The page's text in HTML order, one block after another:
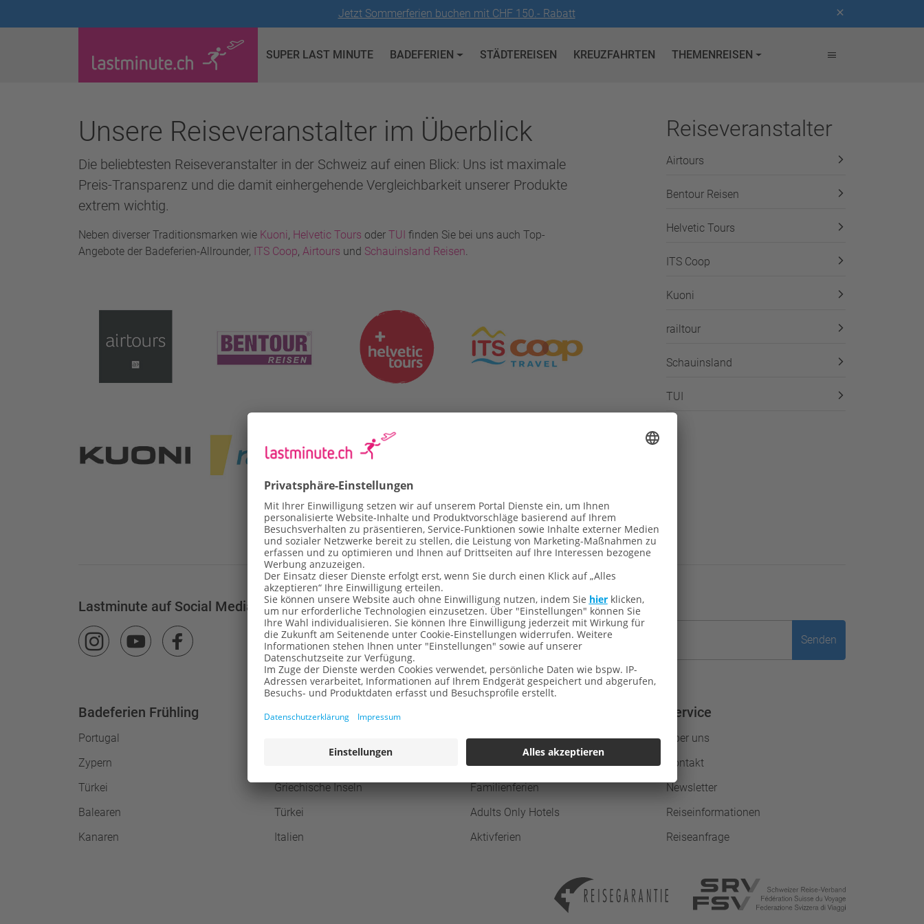
Jetzt Sommerferien buchen mit CHF 150.- Rabatt
SUPER LAST MINUTE BADEFERIEN STÄDTEREISEN KREUZFAHRTEN THEMENREISEN
Unsere Reiseveranstalter im Überblick
Die beliebtesten Reiseveranstalter in der Schweiz auf einen Blick: Uns ist maximale
Preis-Transparenz und die damit einhergehende Vergleichbarkeit unserer Produkte
extrem wichtig.
Neben diverser Traditionsmarken wie Kuoni, Helvetic Tours oder TUI finden Sie bei uns auch Top-
Angebote der Badeferien-Allrounder, ITS Coop, Airtours und Schauinsland Reisen.
Reiseveranstalter
Airtours
Bentour Reisen
Helvetic Tours
ITS Coop
Kuoni
railtour
Schauinsland
TUI
Lastminute auf Social Media Newsletter abonnieren
E-Mail Senden
Badeferien Frühling
Portugal
Zypern
Türkei
Balearen
Kanaren
Badeferien im Sommer
Griechische Inseln
Türkei
Italien
Hotels direkt am Strand
All Inclusive Hotels
Familienferien
Adults Only Hotels
Aktivferien
Service
Über uns
Kontakt
Newsletter
Reiseinformationen
Reiseanfrage